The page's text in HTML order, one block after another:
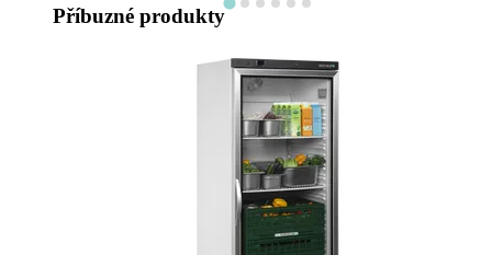
Příbuzné produkty